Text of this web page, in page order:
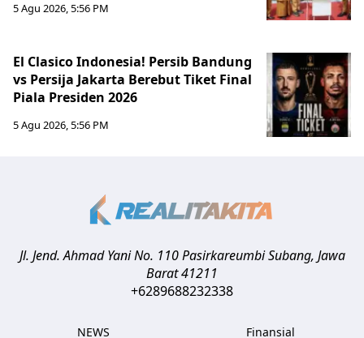
5 Agu 2026, 5:56 PM
El Clasico Indonesia! Persib Bandung
vs Persija Jakarta Berebut Tiket Final
Piala Presiden 2026
5 Agu 2026, 5:56 PM
Jl. Jend. Ahmad Yani No. 110 Pasirkareumbi Subang, Jawa
Barat41211
+6289688232338
NEWS Finansial